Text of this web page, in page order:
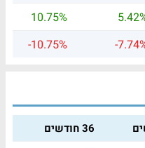
10.75%
-
-10.75%
36 חודשים